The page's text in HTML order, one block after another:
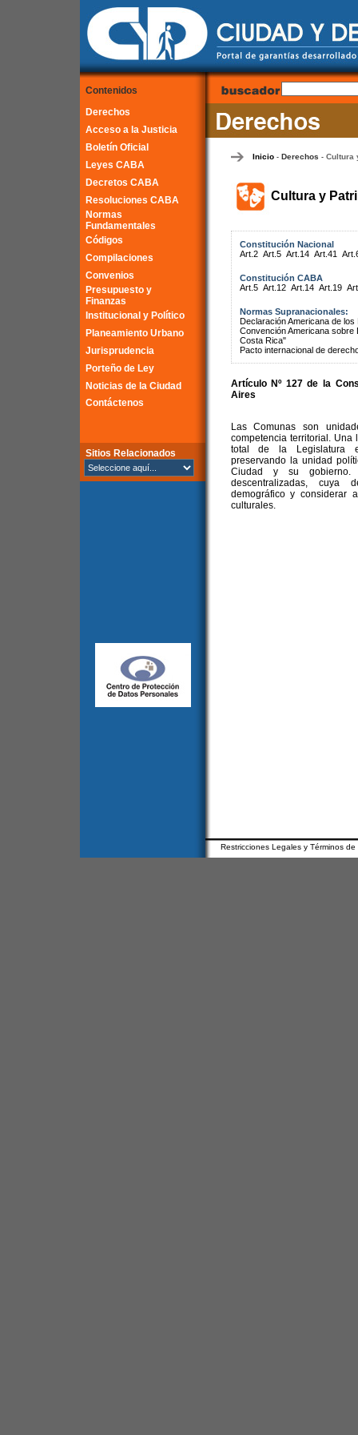
Contenidos
Derechos
Acceso a la Justicia
Boletín Oficial
Leyes CABA
Decretos CABA
Resoluciones CABA
Normas
Fundamentales
Códigos
Compilaciones
Convenios
Presupuesto y
Finanzas
Institucional y Político
Planeamiento Urbano
Jurisprudencia
Porteño de Ley
Noticias de la Ciudad
Contáctenos
Sitios Relacionados
Inicio- Derechos - Cultura
Cultura y
Constitución Nacional
Art.2 Art.5 Art.14 Art.41
Constitución CABA
Art.5 Art.12 Art.14 Art.19
Normas Supranacionales:
Declaración Americana de
Convención Americana
Costa Rica"
Pacto internacional de
Artículo Nº 127 de la
Aires
Las Comunas son
competencia territorial.
total de la Legislatura
preservando la unidad
Ciudad y su gobierno.
descentralizadas, cuya
demográfico y considerar
culturales.
Restricciones Legales y Términos de